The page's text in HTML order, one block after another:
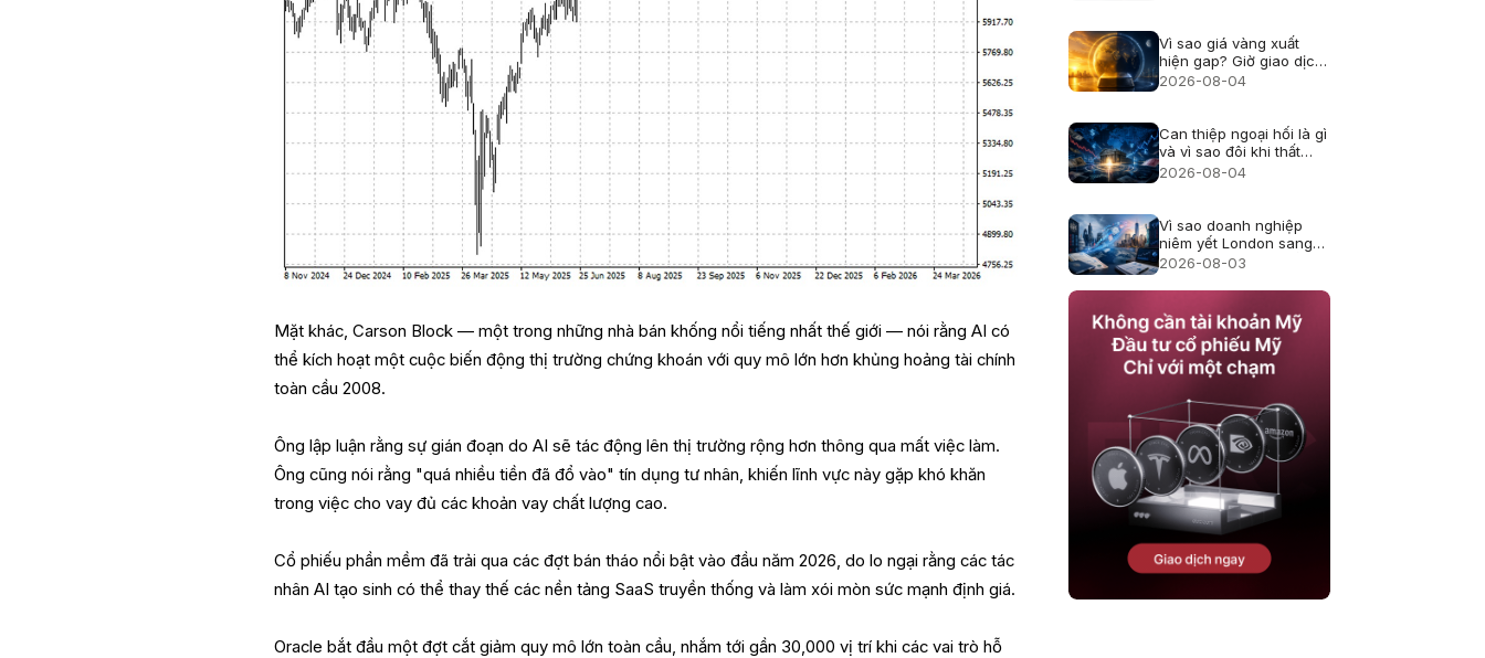
Mặt khác, Carson Block — một trong những nhà bán khống nổi tiếng nhất thế giới — nói rằng AI có
thể kích hoạt một cuộc biến động thị trường chứng khoán với quy mô lớn hơn khủng hoảng tài chính
toàn cầu 2008.
Ông lập luận rằng sự gián đoạn do AI sẽ tác động lên thị trường rộng hơn thông qua mất việc làm.
Ông cũng nói rằng "quá nhiều tiền đã đổ vào" tín dụng tư nhân, khiến lĩnh vực này gặp khó khăn
trong việc cho vay đủ các khoản vay chất lượng cao.
Cổ phiếu phần mềm đã trải qua các đợt bán tháo nổi bật vào đầu năm 2026, do lo ngại rằng các tác
nhân AI tạo sinh có thể thay thế các nền tảng SaaS truyền thống và làm xói mòn sức mạnh định giá.
Oracle bắt đầu một đợt cắt giảm quy mô lớn toàn cầu, nhắm tới gần 30,000 vị trí khi các vai trò hỗ
Vì sao giá vàng xuất
hiện gap? Giờ giao dịch
và thanh khoản
2026-08-04
Can thiệp ngoại hối là gì
và vì sao đôi khi thất
bại?
2026-08-04
Vì sao doanh nghiệp
niêm yết London sang
Mỹ, cổ đông thay đổi
2026-08-03